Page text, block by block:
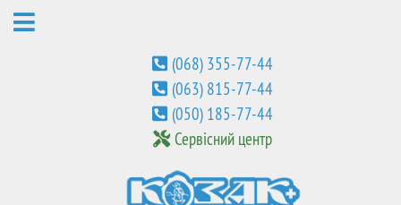
(068) 355-77-44
(063) 815-77-44
(050) 185-77-44
Сервісний центр